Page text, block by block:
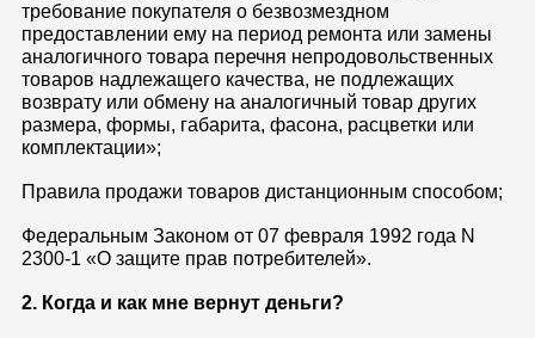
требование покупателя о безвозмездном
предоставлении ему на период ремонта или замены
аналогичного товара перечня непродовольственных
товаров надлежащего качества, не подлежащих
возврату или обмену на аналогичный товар других
размера, формы, габарита, фасона, расцветки или
комплектации»;
Правила продажи товаров дистанционным способом;
Федеральным Законом от 07 февраля 1992 года N
2300-1 «О защите прав потребителей».
2. Когда и как мне вернут деньги?